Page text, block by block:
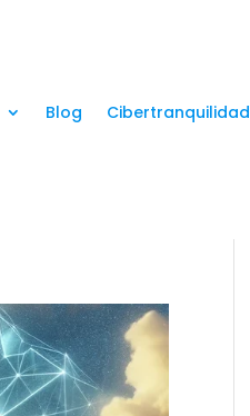
Blog Cibertranquilidad